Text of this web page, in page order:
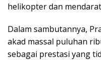
helikopter dan
Dalam sambutannya,
akad massal puluhan
sebagai prestasi yang